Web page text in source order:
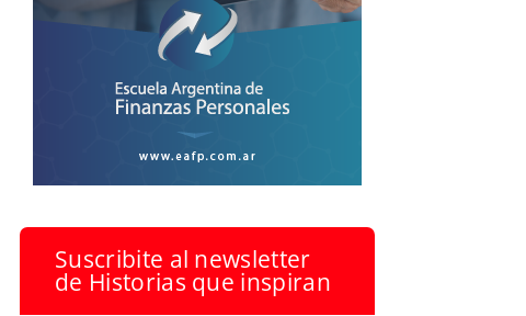
Suscribite al newsletter
de Historias que inspiran